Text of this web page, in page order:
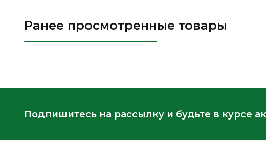
Ранее просмотренные товары
Подпишитесь на рассылку и будьте в курсе